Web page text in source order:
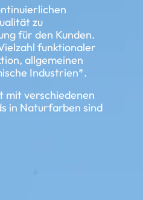
zu
für den Kunden.
funktionaler
allgemeinen
Industrien*.
mit verschiedenen
in Naturfarben sind